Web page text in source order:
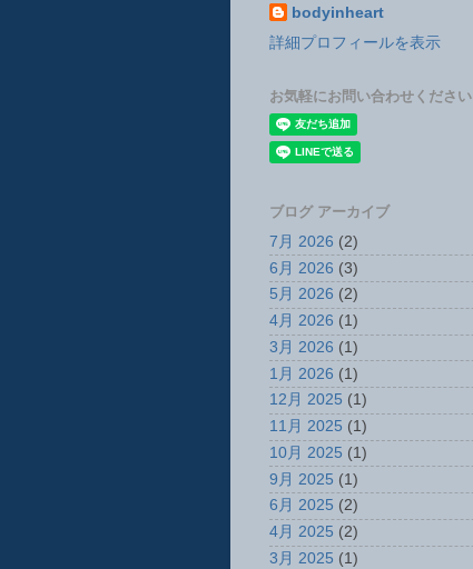
bodyinheart
詳細プロフィールを表示
お気軽にお問い合わせください
ブログ アーカイブ
7月 2026 (2)
6月 2026 (3)
5月 2026 (2)
4月 2026 (1)
3月 2026 (1)
1月 2026 (1)
12月 2025 (1)
11月 2025 (1)
10月 2025 (1)
9月 2025 (1)
6月 2025 (2)
4月 2025 (2)
3月 2025 (1)